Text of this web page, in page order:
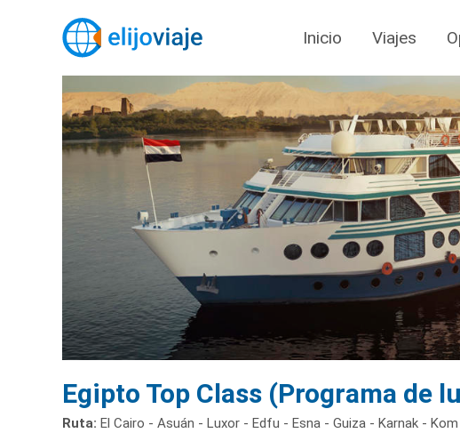
Inicio Viajes
Egipto Top Class (Programa de
Ruta: El Cairo - Asuán - Luxor - Edfu - Esna - Guiza - Karnak -